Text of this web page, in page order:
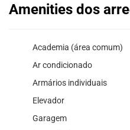
Amenities dos
Academia (área comum)
Ar condicionado
Armários individuais
Elevador
Garagem